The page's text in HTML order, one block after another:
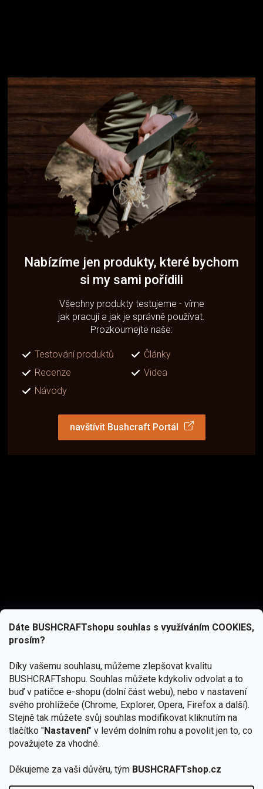
Dáte BUSHCRAFTshopu souhlas s využíváním COOKIES,
prosím?
Díky vašemu souhlasu, můžeme zlepšovat kvalitu
BUSHCRAFTshopu. Souhlas můžete kdykoliv odvolat a to
buď v patičce e-shopu (dolní část webu), nebo v nastavení
svého prohlížeče (Chrome, Explorer, Opera, Firefox a další).
Stejně tak můžete svůj souhlas modifikovat kliknutím na
tlačítko "Nastavení" v levém dolním rohu a povolit jen to, co
považujete za vhodné.
Děkujeme za vaši důvěru, tým BUSHCRAFTshop.cz
Nabízíme jen produkty, které bychom
si my sami pořídili
Všechny produkty testujeme - víme
jak pracují a jak je správně používat.
Prozkoumejte naše:
Testování produktů
Články
Recenze
Videa
Návody
navštívit Bushcraft Portál
podmínkami ochrany osobních údajů